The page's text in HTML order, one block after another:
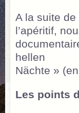
A la suite de
l’apéritif,
hellen
Nächte »
Les points